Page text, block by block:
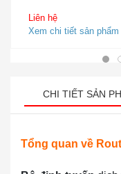
Liên hệ
Xem chi tiết sản phẩm
CHI TIẾT SẢN
Tổng quan về